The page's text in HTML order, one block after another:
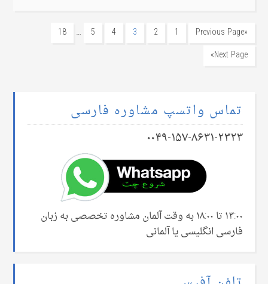
«Previous Page
1
2
3
4
5
…
18
Next Page»
تماس واتسپ مشاوره فارسی
۰۰۴۹-۱۵۷-۸۶۳۱-۲۳۲۳
۱۳:۰۰ تا ۱۸:۰۰ به وقت آلمان مشاوره تخصصی به زبان
فارسی انگلیسی یا آلمانی